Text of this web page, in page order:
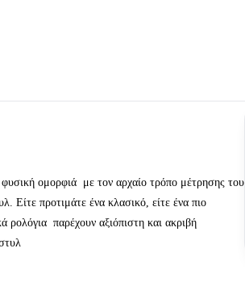
φυσική ομορφιά με τον αρχαίο τρόπο μέτρησης του
Είτε προτιμάτε ένα κλασικό, είτε ένα πιο
ρολόγια παρέχουν αξιόπιστη και ακριβή